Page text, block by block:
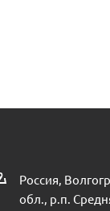
Россия,
обл., р.п.